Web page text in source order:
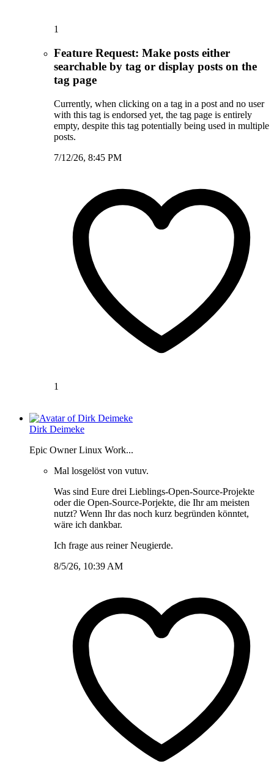
1
Feature Request: Make posts either
searchable by tag or display posts on the
tag page
Currently, when clicking on a tag in a post and no user
with this tag is endorsed yet, the tag page is entirely
empty, despite this tag potentially being used in multiple
posts.
7/12/26, 8:45 PM
1
Dirk Deimeke
Epic Owner Linux Work...
Mal losgelöst von vutuv.
Was sind Eure drei Lieblings-Open-Source-Projekte
oder die Open-Source-Porjekte, die Ihr am meisten
nutzt? Wenn Ihr das noch kurz begründen könntet,
wäre ich dankbar.
Ich frage aus reiner Neugierde.
8/5/26, 10:39 AM